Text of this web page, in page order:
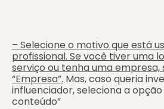
– Selecione o motivo que está
profissional. Se você tiver uma
serviço ou tenha uma empresa,
“Empresa”. Mas, caso queria
influenciador, seleciona a opção
conteúdo”